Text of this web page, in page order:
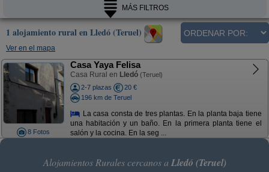
MÁS FILTROS
1 alojamiento rural en Lledó (Teruel)
Ver en el mapa
8 Fotos
Casa Yaya Felisa
Casa Rural en Lledó (Teruel)
2-7 plazas
20 €
196 km de Teruel
La casa consta de tres plantas. En la planta baja tiene
una habitación y un baño. En la primera planta tiene el
salón y la cocina. En la seg ...
Alojamientos Rurales cercanos a Lledó (Teruel)